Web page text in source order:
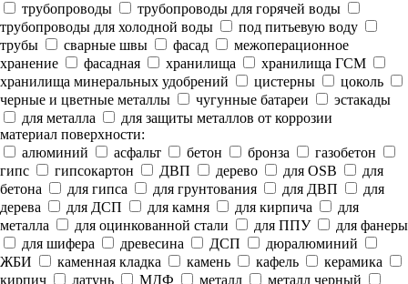
трубопроводы
трубопроводы для горячей воды
трубопроводы для холодной воды
под питьевую воду
трубы
сварные швы фасад
межоперационное
хранение
фасадная хранилища
хранилища ГСМ
хранилища минеральных удобрений
цистерны
цоколь
черные и цветные металлы
чугунные батареи
эстакады
для металла
для защиты металлов от коррозии
материал поверхности:
алюминий
асфальт бетон бронза
газобетон
гипс
гипсокартон ДВП дерево для OSB
для
бетона
для гипса для грунтования для ДВП
для
дерева
для ДСП для камня для кирпича
для
металла
для оцинкованной стали для ППУ
для фанеры
для шифера
древесина ДСП
дюралюминий
ЖБИ
каменная кладка камень кафель
керамика
кирпич
латунь МДФ металл
металл черный